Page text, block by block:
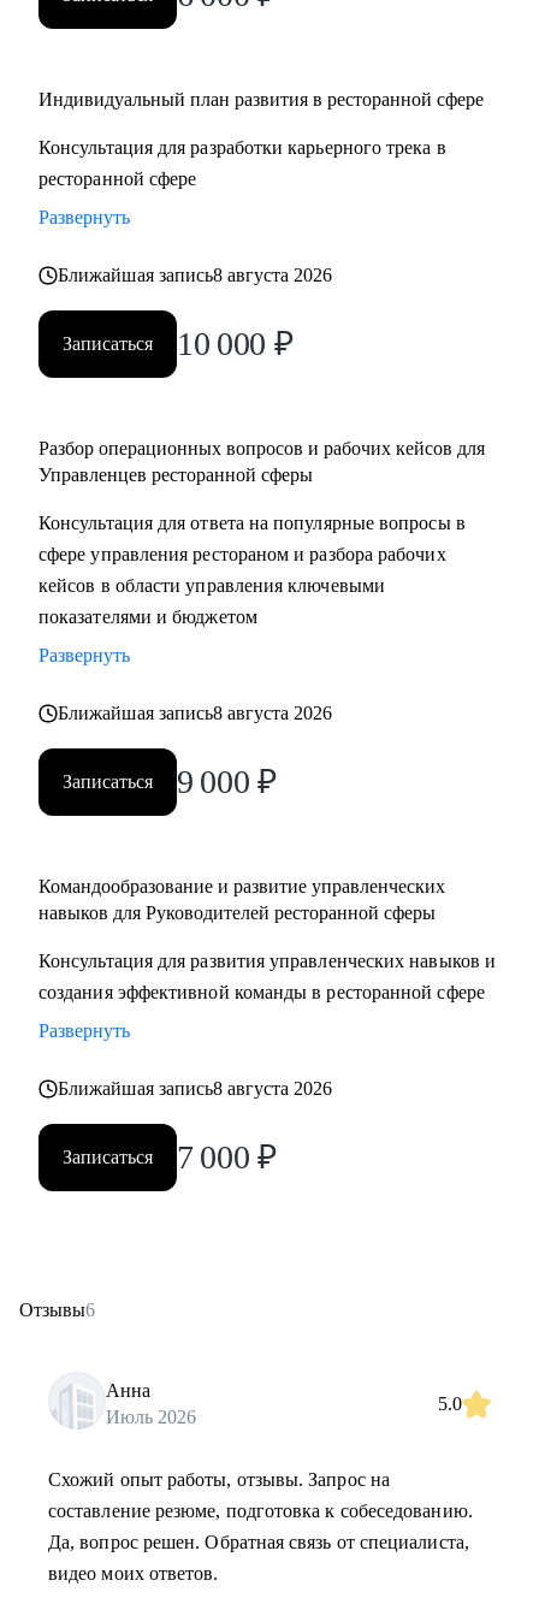
• Управляющим, Директорам и менеджерам ресторанов
Индивидуальный план развития в ресторанной сфере
Консультация для разработки карьерного трека в
ресторанной сфере
Развернуть
Ближайшая запись8 августа 2026
Записаться 10 000 ₽
Разбор операционных вопросов и рабочих кейсов для
Управленцев ресторанной сферы
Консультация для ответа на популярные вопросы в
сфере управления рестораном и разбора рабочих
кейсов в области управления ключевыми
показателями и бюджетом
Развернуть
Ближайшая запись8 августа 2026
Записаться 9 000 ₽
Командообразование и развитие управленческих
навыков для Руководителей ресторанной сферы
Консультация для развития управленческих навыков и
создания эффективной команды в ресторанной сфере
Развернуть
Ближайшая запись8 августа 2026
Записаться 7 000 ₽
Отзывы6
Анна
Июль 2026
5.0
Схожий опыт работы, отзывы. Запрос на
составление резюме, подготовка к собеседованию.
Да, вопрос решен. Обратная связь от специалиста,
видео моих ответов.